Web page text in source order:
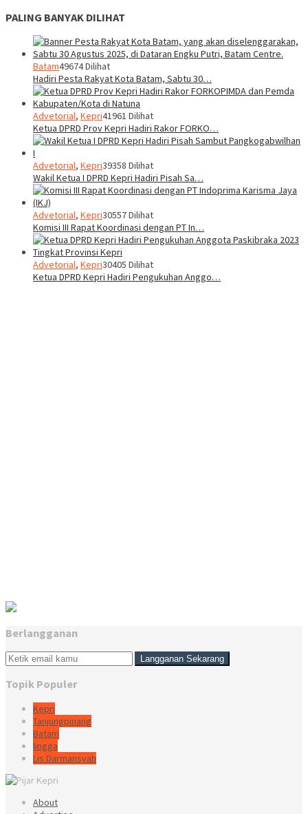
PALING BANYAK DILIHAT
Batam49674 Dilihat
Hadiri Pesta Rakyat Kota Batam, Sabtu 30…
Advetorial, Kepri41961 Dilihat
Ketua DPRD Prov Kepri Hadiri Rakor FORKO…
Advetorial, Kepri39358 Dilihat
Wakil Ketua I DPRD Kepri Hadiri Pisah Sa…
Advetorial, Kepri30557 Dilihat
Komisi III Rapat Koordinasi dengan PT In…
Advetorial, Kepri30405 Dilihat
Ketua DPRD Kepri Hadiri Pengukuhan Anggo…
Berlangganan
Topik Populer
Kepri
Tanjungpinang
Batam
lingga
Lis Darmansyah
About